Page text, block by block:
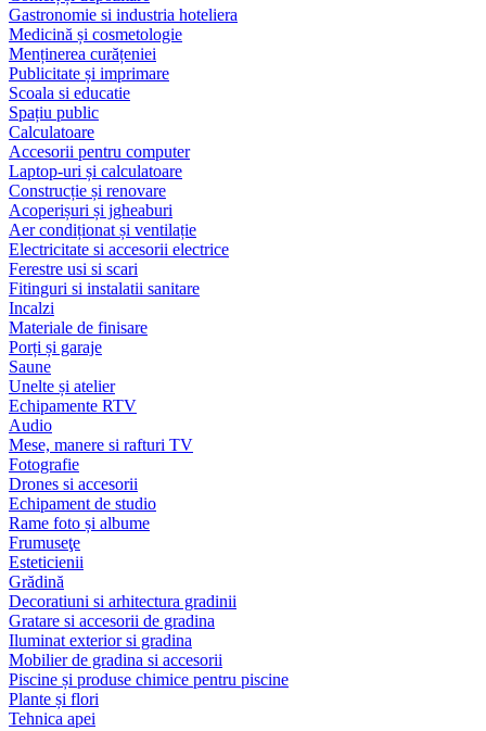
Gastronomie si industria hoteliera
Medicină și cosmetologie
Menținerea curățeniei
Publicitate și imprimare
Scoala si educatie
Spațiu public
Calculatoare
Accesorii pentru computer
Laptop-uri și calculatoare
Construcție și renovare
Acoperișuri și jgheaburi
Aer condiționat și ventilație
Electricitate si accesorii electrice
Ferestre usi si scari
Fitinguri si instalatii sanitare
Incalzi
Materiale de finisare
Porți și garaje
Saune
Unelte și atelier
Echipamente RTV
Audio
Mese, manere si rafturi TV
Fotografie
Drones si accesorii
Echipament de studio
Rame foto și albume
Frumuseţe
Esteticienii
Grădină
Decoratiuni si arhitectura gradinii
Gratare si accesorii de gradina
Iluminat exterior si gradina
Mobilier de gradina si accesorii
Piscine și produse chimice pentru piscine
Plante și flori
Tehnica apei